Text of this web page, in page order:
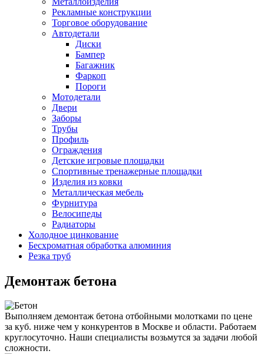
Рекламные конструкции
Торговое оборудование
Автодетали
Диски
Бампер
Багажник
Фаркоп
Пороги
Мотодетали
Двери
Заборы
Трубы
Профиль
Ограждения
Детские игровые площадки
Спортивные тренажерные площадки
Изделия из ковки
Металлическая мебель
Фурнитура
Велосипеды
Радиаторы
Холодное цинкование
Бесхроматная обработка алюминия
Резка труб
Демонтаж бетона
Выполняем демонтаж бетона отбойными молотками по цене
за куб. ниже чем у конкурентов в Москве и области. Работаем
круглосуточно. Наши специалисты возьмутся за задачи любой
сложности.